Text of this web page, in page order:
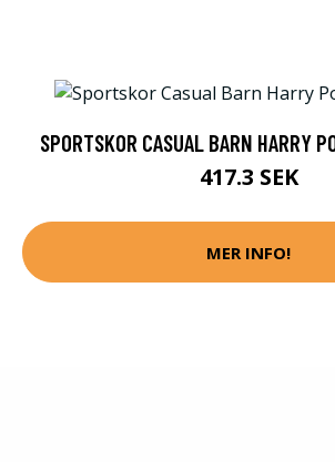
SPORTSKOR CASUAL BARN HARRY
417.3 SEK
MER INFO!